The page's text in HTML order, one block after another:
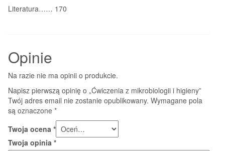
Literatura…… 170
Opinie
Na razie nie ma opinii o produkcie.
Napisz pierwszą opinię o „Ćwiczenia z mikrobiologii i higieny”
Twój adres email nie zostanie opublikowany. Wymagane pola
są oznaczone *
Twoja ocena *
Twoja opinia *